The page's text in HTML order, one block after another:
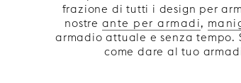
frazione di tutti i design per
nostre ante per armadi,
armadio attuale e senza tempo.
come dare al tuo